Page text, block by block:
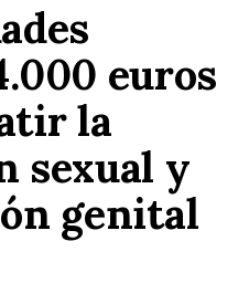
euros
la
sexual y
genital